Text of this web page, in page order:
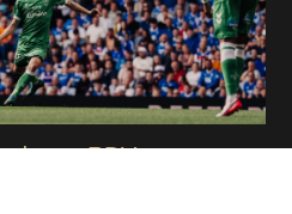
donne RDV aux